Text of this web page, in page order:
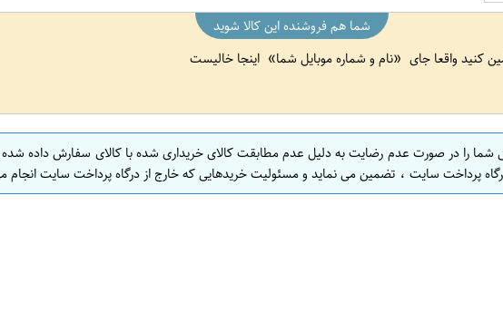
شما هم فروشنده این کالا شوید
کنید واقعا جای
نام و شماره موبایل شما اینجا خالیست
شما را در صورت عدم رضایت به دلیل عدم مطابقت کالای خریداری شده با کالای سفارش داده
پرداخت سایت ، تضمین می نماید و مسئولیت خریدهایی که خارج از درگاه پرداخت سایت انجام